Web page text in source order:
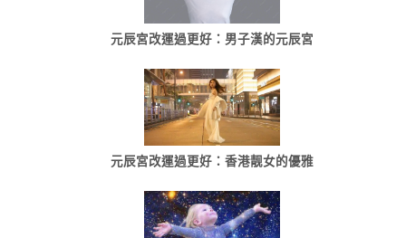
元辰宮改運過更好：男子漢的元辰宮
元辰宮改運過更好：香港靓女的優雅